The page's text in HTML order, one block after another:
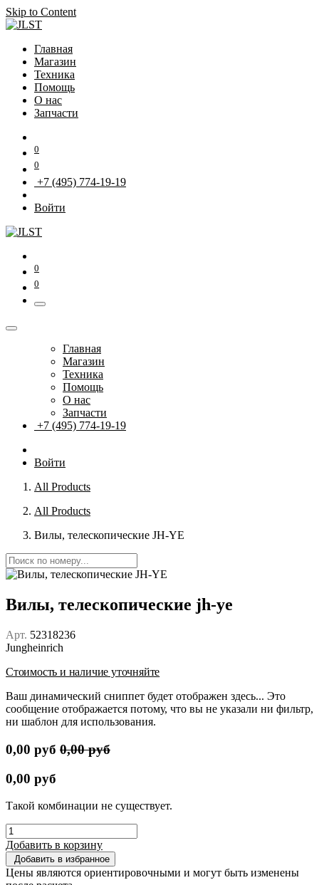
Skip to Content
Главная
Магазин
Техника
Помощь
О нас
Запчасти
0
0
+7 (495) 774-19-19
Войти
0
0
Главная
Магазин
Техника
Помощь
О нас
Запчасти
+7 (495) 774-19-19
Войти
All Products
All Products
Вилы, телескопические JH-YE
Вилы, телескопические jh-ye
Арт. 52318236
Jungheinrich
Стоимость и наличие уточняйте
Ваш динамический сниппет будет отображен здесь... Это
сообщение отображается потому, что вы не указали ни фильтр,
ни шаблон для использования.
0,00 руб 0,00руб
0,00 руб
Такой комбинации не существует.
Добавить в корзину
Добавить в избранное
Цены являются ориентировочными и могут быть изменены